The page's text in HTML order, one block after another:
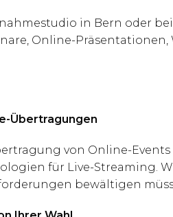
in Bern oder
Online-
Übertragungen
von Online-
für Live-Streaming.
bewältigen